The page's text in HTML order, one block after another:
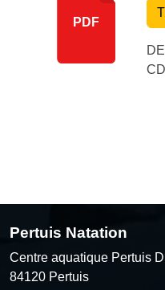
PDF
Pertuis Natation
Centre aquatique Pertuis
84120 Pertuis